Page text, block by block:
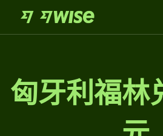
匈牙利福林